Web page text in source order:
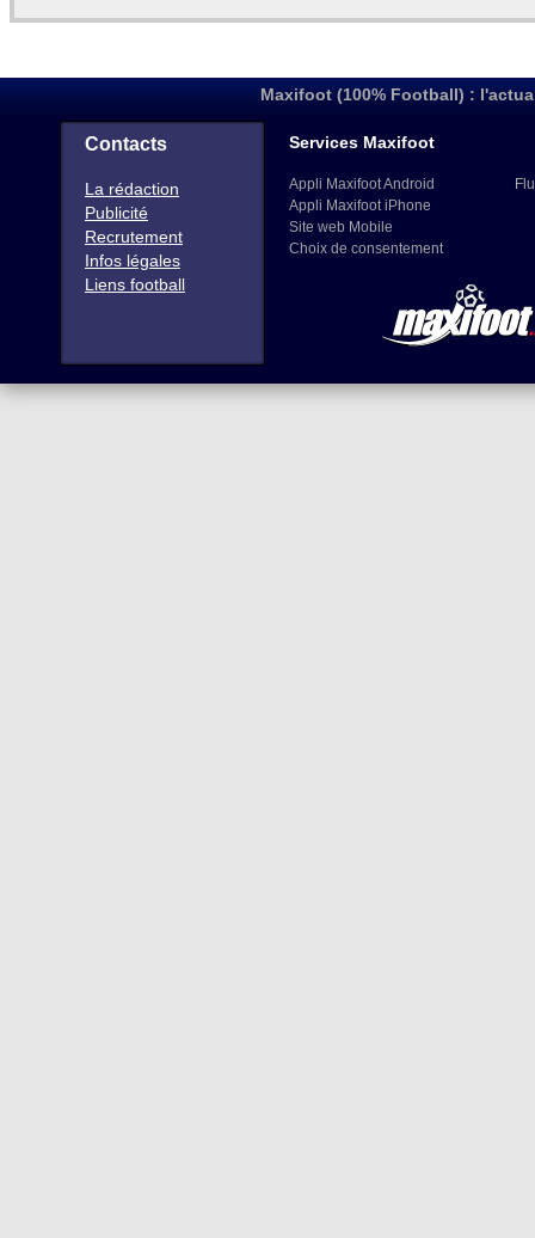
Maxifoot (100% Football) :
Contacts
La rédaction
Publicité
Recrutement
Infos légales
Liens football
Services Maxifoot
Appli Maxifoot Android
Appli Maxifoot iPhone
Site web Mobile
Choix de consentement